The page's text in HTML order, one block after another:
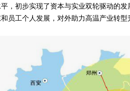
，初步实现了资本与实业双轮驱动的发
员工个人发展，对外助力高温产业转